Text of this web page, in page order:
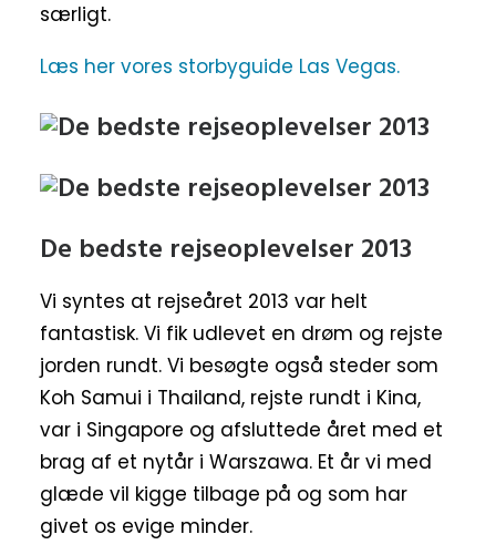
særligt.
Læs her vores storbyguide Las Vegas.
De bedste rejseoplevelser 2013
Vi syntes at rejseåret 2013 var helt
fantastisk. Vi fik udlevet en drøm og rejste
jorden rundt. Vi besøgte også steder som
Koh Samui i Thailand, rejste rundt i Kina,
var i Singapore og afsluttede året med et
brag af et nytår i Warszawa. Et år vi med
glæde vil kigge tilbage på og som har
givet os evige minder.